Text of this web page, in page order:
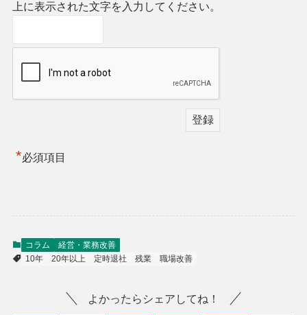
上に表示された文字を入力してください。
*必須項目
コラム
経営・業務改善
10年
20年以上 定時退社 残業 職場改善
よかったらシェアしてね！